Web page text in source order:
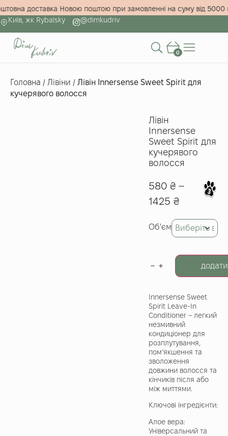
доставка Новою поштою при замовленні на суму від
Київ, жк Rybalsky
@dimkudriv
0
Головна / Лівіни / Лівін Innersense Sweet Spirit для
кучерявого волосся
Лівін
Innersense
Sweet Spirit для
кучерявого
волосся
580 ₴ –
1425 ₴
Об'єм
Innersense Sweet
Spirit Leave-In
Conditioner – легкий
незмивний
кондиціонер для
розплутування,
пом’якшення та
зволоження
довжини волосся та
кінчиків після або
між миттями.
Ключові інгредієнти:
Алое вера:
Універсальний та